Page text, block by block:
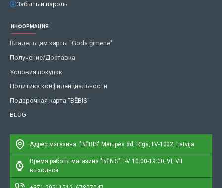
Забытый пароль
ИНФОРМАЦИЯ
Владельцам карты "Goda ģimene"
Получение/Доставка
Условия покупок
Политика конфиденциальности
Подарочная карта "BĒBIS"
BLOG
Адрес магазина: "BĒBIS" Mārupes 8d, Rīga, LV-1002, Latvija
Время работы магазина "BĒBIS": I-V 10:00-19:00, VI, VII
выходной